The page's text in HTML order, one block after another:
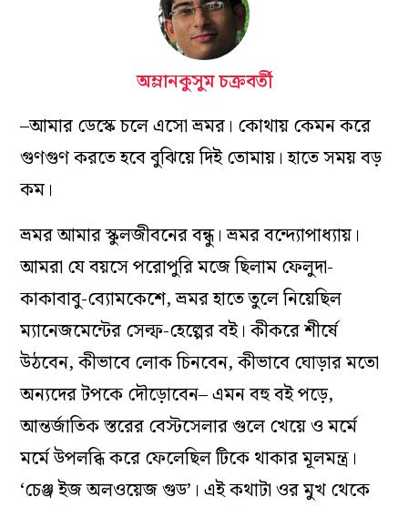
অম্লানকুসুম চক্রবর্তী
–আমার ডেস্কে চলে এসো ভ্রমর। কোথায় কেমন করে
গুণগুণ করতে হবে বুঝিয়ে দিই তোমায়। হাতে সময় বড়
কম।
ভ্রমর আমার স্কুলজীবনের বন্ধু। ভ্রমর বন্দ্যোপাধ্যায়।
আমরা যে বয়সে পরোপুরি মজে ছিলাম ফেলুদা-
কাকাবাবু-ব্যোমকেশে, ভ্রমর হাতে তুলে নিয়েছিল
ম্যানেজমেন্টের সেল্ফ-হেল্পের বই। কীকরে শীর্ষে
উঠবেন, কীভাবে লোক চিনবেন, কীভাবে ঘোড়ার মতো
অন্যদের টপকে দৌড়োবেন–এমন বহু বই পড়ে,
আন্তর্জাতিক স্তরের বেস্টসেলার গুলে খেয়ে ও মর্মে
মর্মে উপলব্ধি করে ফেলেছিল টিকে থাকার মূলমন্ত্র।
‘চেঞ্জ ইজ অলওয়েজ গুড’। এই কথাটা ওর মুখ থেকে